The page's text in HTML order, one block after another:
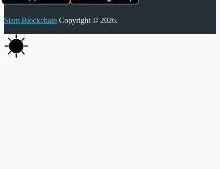
Siam Blockchain Copyright © 2026.